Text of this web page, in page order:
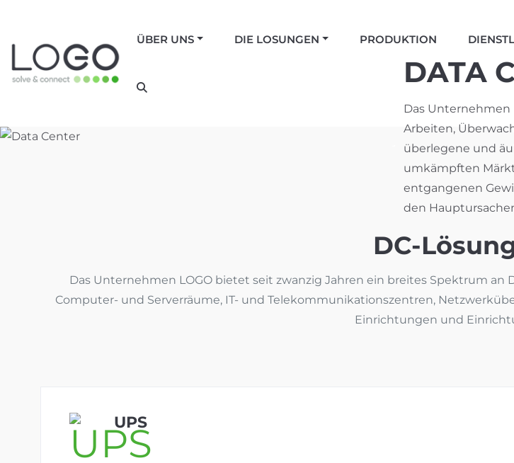
ÜBER UNS DIE LOSUNGEN PRODUKTION
DATA
Das Unternehmen
Arbeiten,
überlegene und
umkämpften
entgangenen
den
DC-
Das Unternehmen LOGO bietet seit zwanzig Jahren ein breites Spektrum
Computer- und Serverräume, IT- und Telekommunikationszentren,
Einrichtungen und
UPS